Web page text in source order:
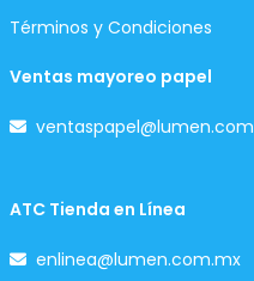
Términos y Condiciones
Ventas mayoreo papel
ventaspapel@lumen.com
ATC Tienda en Línea
enlinea@lumen.com.mx